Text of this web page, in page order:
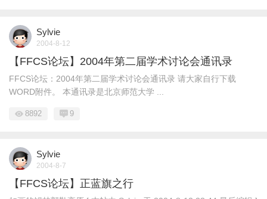
Sylvie
2004-8-12
【FFCS论坛】2004年第二届学术讨论会通讯录
FFCS论坛：2004年第二届学术讨论会通讯录 请大家自行下载
WORD附件。 本通讯录是北京师范大学 ...
8892 9
Sylvie
2004-8-7
【FFCS论坛】正蓝旗之行